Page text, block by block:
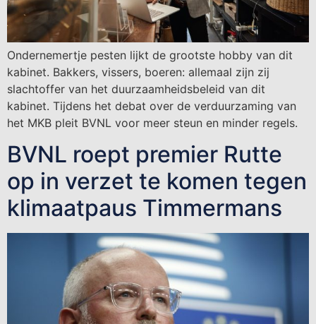
Ondernemertje pesten lijkt de grootste hobby van dit
kabinet. Bakkers, vissers, boeren: allemaal zijn zij
slachtoffer van het duurzaamheidsbeleid van dit
kabinet. Tijdens het debat over de verduurzaming van
het MKB pleit BVNL voor meer steun en minder regels.
BVNL roept premier Rutte
op in verzet te komen tegen
klimaatpaus Timmermans